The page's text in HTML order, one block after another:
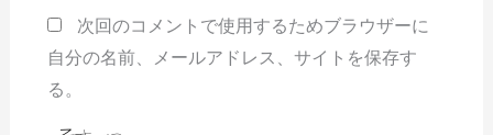
次回のコメントで使用するためブラウザーに
自分の名前、メールアドレス、サイトを保存す
る。